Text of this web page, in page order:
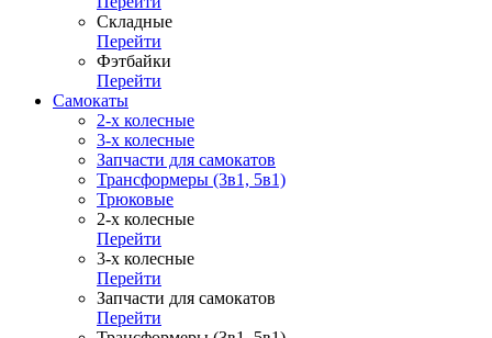
Складные
Перейти
Фэтбайки
Перейти
Самокаты
2-х колесные
3-х колесные
Запчасти для самокатов
Трансформеры (3в1, 5в1)
Трюковые
2-х колесные
Перейти
3-х колесные
Перейти
Запчасти для самокатов
Перейти